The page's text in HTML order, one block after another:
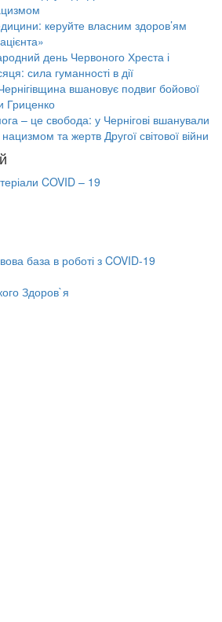
керуйте власним здоров’ям
день Червоного Хреста і
сила гуманності в дії
вшановує подвиг бойової
Гриценко
– це свобода: у Чернігові вшанували
нацизмом та жертв Другої світової війни
COVID – 19
база в роботі з COVID-19
Здоров`я